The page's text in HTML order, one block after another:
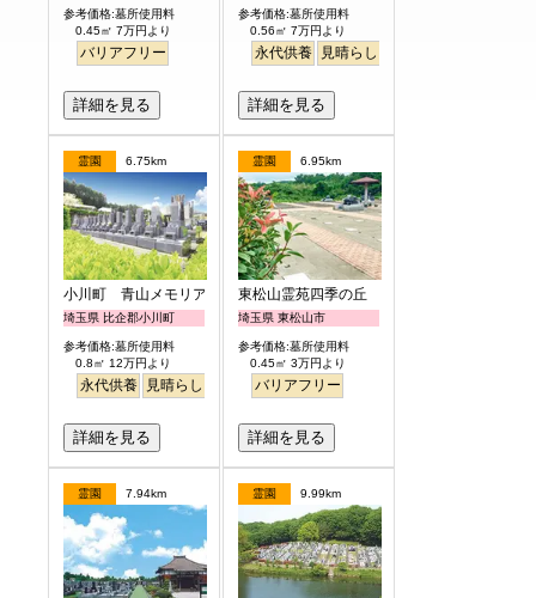
参考価格:墓所使用料
0.45㎡ 7万円より
バリアフリー
詳細を見る
参考価格:墓所使用料
0.56㎡ 7万円より
永代供養 見晴らし・眺望
詳細を見る
霊園 6.75km
小川町 青山メモリアルパーク
埼玉県 比企郡小川町
参考価格:墓所使用料
0.8㎡ 12万円より
永代供養 見晴らし・眺望
詳細を見る
霊園 6.95km
東松山霊苑四季の丘
埼玉県 東松山市
参考価格:墓所使用料
0.45㎡ 3万円より
バリアフリー
詳細を見る
霊園 7.94km 霊園 9.99km